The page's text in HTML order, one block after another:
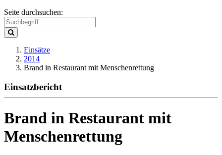
Seite durchsuchen:
Einsätze
2014
Brand in Restaurant mit Menschenrettung
Einsatzbericht
Brand in Restaurant mit
Menschenrettung